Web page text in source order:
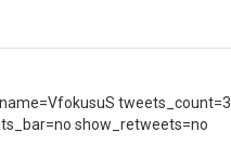
tweets_count=3
show_retweets=no